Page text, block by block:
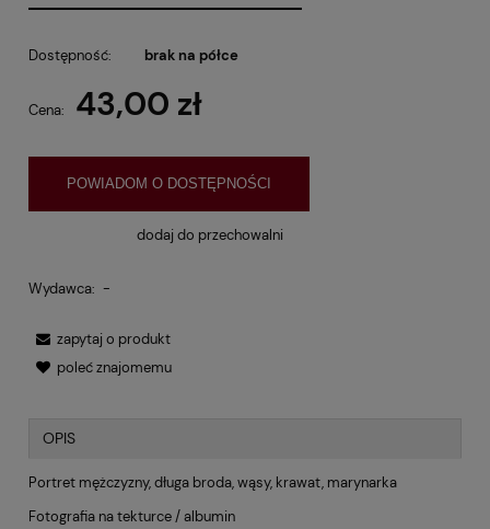
Dostępność: brak na półce
Cena: 43,00 zł
POWIADOM O DOSTĘPNOŚCI
dodaj do przechowalni
Wydawca: -
zapytaj o produkt
poleć znajomemu
OPIS
Portret mężczyzny, długa broda, wąsy, krawat, marynarka
Fotografia na tekturce / albumin